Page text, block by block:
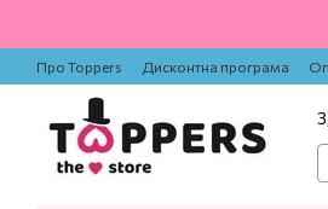
Про Toppers Дисконтна програма